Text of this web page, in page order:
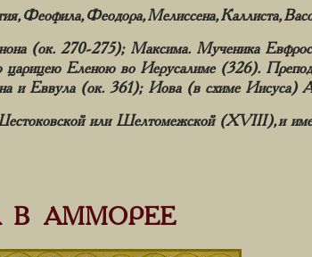
Феофила, Феодора, Мелиссена, Каллиста,
(ок. 270-275); Максима. Мученика
царицею Еленою во Иерусалиме (326).
и Еввула (ок. 361); Иова (в схиме Иисуса)
или Шелтомежской (XVIII), и
В АММОРЕЕ